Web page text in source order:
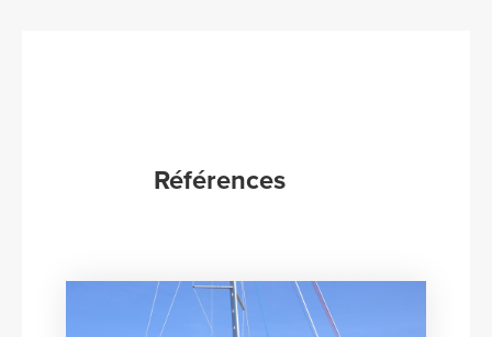
Références